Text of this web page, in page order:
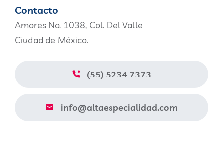
Contacto
Amores No. 1038, Col. Del Valle
Ciudad de México.
(55) 5234 7373
info@altaespecialidad.com